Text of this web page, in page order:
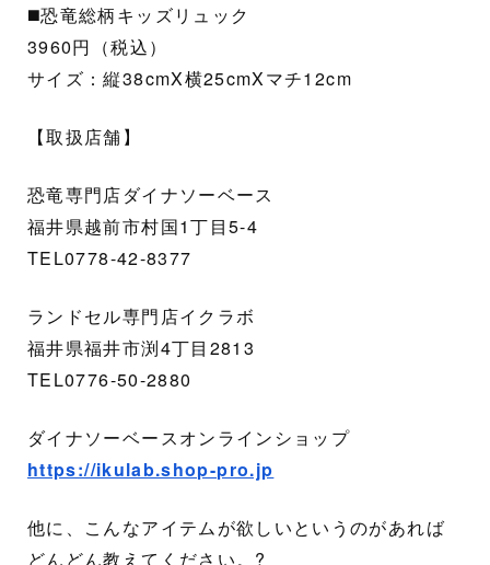
◼️恐竜総柄キッズリュック
3960円（税込）
サイズ：縦38cmX横25cmXマチ12cm
【取扱店舗】
恐竜専門店ダイナソーベース
福井県越前市村国1丁目5-4
TEL0778-42-8377
ランドセル専門店イクラボ
福井県福井市渕4丁目2813
TEL0776-50-2880
ダイナソーベースオンラインショップ
https://ikulab.shop-pro.jp
他に、こんなアイテムが欲しいというのがあれば
どんどん教えてください。?